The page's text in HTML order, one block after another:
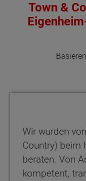
Town &
Wir wurden
Country) beim
beraten. Von
kompetent,